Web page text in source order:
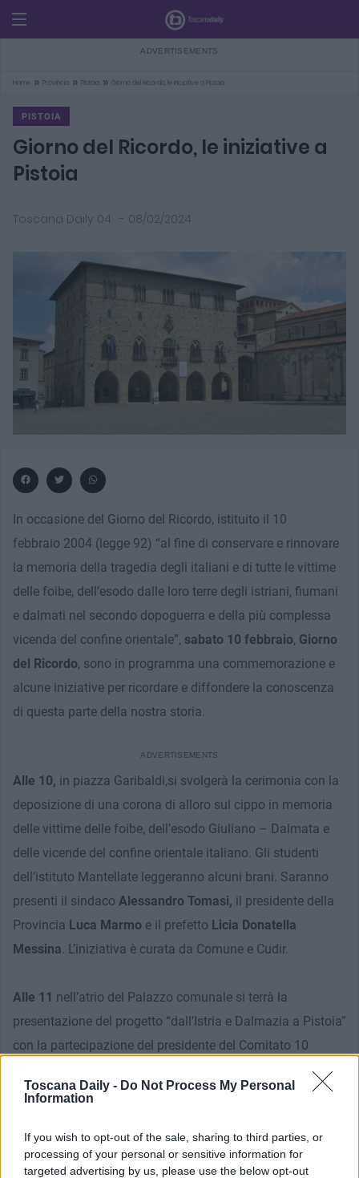
Toscana Daily - Do Not Process My Personal
Information
If you wish to opt-out of the sale, sharing to third parties, or
processing of your personal or sensitive information for
targeted advertising by us, please use the below opt-out
Home » Provincia » Pistoia » Giorno del Ricordo, le iniziative a Pistoia
PISTOIA
Giorno del Ricordo, le iniziative a
Pistoia
Toscana Daily 04 - 08/02/2024
In occasione del Giorno del Ricordo, istituito il 10
febbraio 2004 (legge 92) “al fine di conservare e rinnovare
la memoria della tragedia degli italiani e di tutte le vittime
delle foibe, dell’esodo dalle loro terre degli istriani, fiumani
e dalmati nel secondo dopoguerra e della più complessa
vicenda del confine orientale”, sabato 10 febbraio, Giorno
del Ricordo, sono in programma una commemorazione e
alcune iniziative per ricordare e diffondere la conoscenza
di questa parte della nostra storia.
Alle 10, in piazza Garibaldi,si svolgerà la cerimonia con la
deposizione di una corona di alloro sul cippo in memoria
delle vittime delle foibe, dell’esodo Giuliano – Dalmata e
delle vicende del confine orientale italiano. Gli studenti
dell’istituto Mantellate leggeranno alcuni brani. Saranno
presenti il sindaco Alessandro Tomasi, il presidente della
Provincia Luca Marmo e il prefetto Licia Donatella
Messina . L’iniziativa è curata da Comune e Cudir.
Alle 11 nell’atrio del Palazzo comunale si terrà la
presentazione del progetto “dall’Istria e Dalmazia a Pistoia”
con la partecipazione del presidente del Comitato 10
presentazione di un’opera realizzata dall’artista Riccardo
rievocato il cammino che numerosi italiani sono stati
costretti a compiere abbandonando le proprie case.